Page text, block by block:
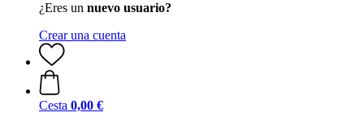
¿Eres un nuevo usuario?
Crear una cuenta
Cesta 0,00 €